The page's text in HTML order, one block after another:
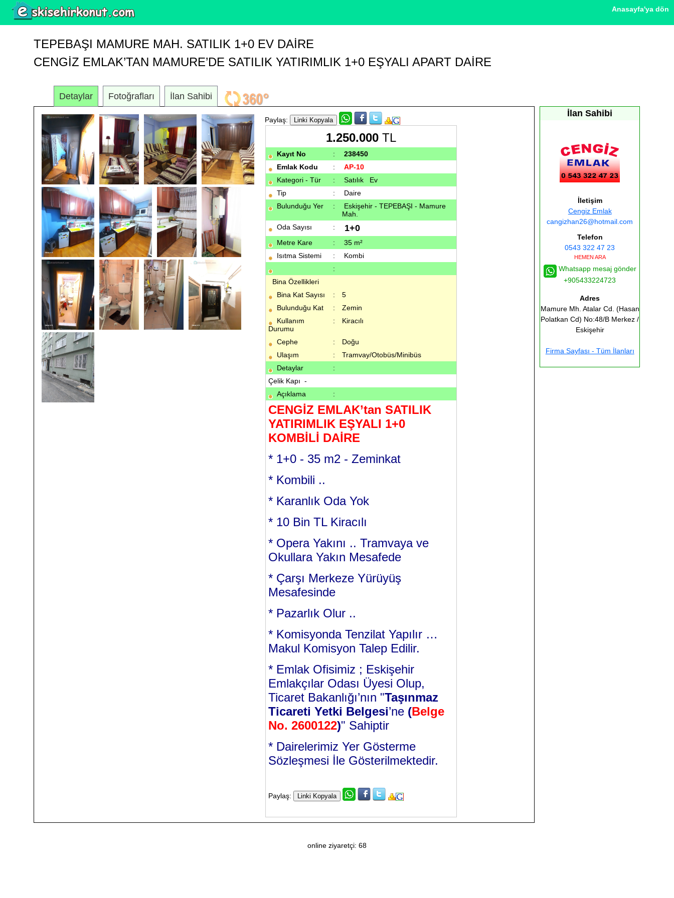
Anasayfa'ya dön
TEPEBAŞI MAMURE MAH. SATILIK 1+0 EV DAIRE
CENGIZ EMLAK’TAN MAMURE’DE SATILIK YATIRIMLIK 1+0 EŞYALI APART DAİRE
Detaylar Fotoğrafları İlan Sahibi
Paylaş:
1.250.000 TL
Kayıt No :
238450
Emlak Kodu
:
AP-10
Kategori - Tür
:
Satılık Ev
Tip
:
Daire
Bulunduğu Yer
:
Eskişehir - TEPEBAŞI - Mamure
Mah.
Oda Sayısı
: 1+0
Metre Kare :
35 m²
Isıtma Sistemi
:
Kombi
:
Bina Özellikleri
Bina Kat Sayısı
:
5
Bulunduğu Kat
:
Zemin
Kullanım
Durumu
: Kiracılı
Cephe :
Doğu
Ulaşım
:
Tramvay/Otobüs/Minibüs
Detaylar
:
Çelik Kapı -
Açıklama
:
CENGİZ EMLAK’tan SATILIK
YATIRIMLIK EŞYALI 1+0
KOMBİLİ DAİRE
* 1+0 - 35 m2 - Zeminkat
* Kombili ..
* Karanlık Oda Yok
* 10 Bin TL Kiracılı
* Opera Yakını .. Tramvaya ve
Okullara Yakın Mesafede
* Çarşı Merkeze Yürüyüş
Mesafesinde
* Pazarlık Olur ..
* Komisyonda Tenzilat Yapılır …
Makul Komisyon Talep Edilir.
* Emlak Ofisimiz ; Eskişehir
Emlakçılar Odası Üyesi Olup,
Ticaret Bakanlığı’nın "Taşınmaz
Ticareti Yetki Belgesi’ne (Belge
No. 2600122)" Sahiptir
* Dairelerimiz Yer Gösterme
Sözleşmesi İle Gösterilmektedir.
Paylaş:
İlan Sahibi
İletişim
Cengiz Emlak
cangizhan26@hotmail.com
Telefon
0543 322 47 23
HEMEN ARA
Whatsapp mesaj gönder
+905433224723
Adres
Mamure Mh. Atalar Cd. (Hasan
Polatkan Cd) No:48/B Merkez /
Eskişehir
Firma Sayfası - Tüm İlanları
online ziyaretçi: 68